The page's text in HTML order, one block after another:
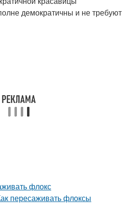
демократичны и не требуют